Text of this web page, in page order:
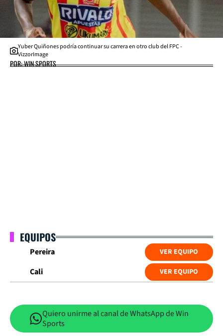
Yuber Quiñones podría continuar su carrera en otro club del FPC -
VizzorImage
POR: WIN SPORTS
EQUIPOS
Pereira VER EQUIPO
Cali VER EQUIPO
Quiero unirme al canal de WhatsApp de Win
Sports